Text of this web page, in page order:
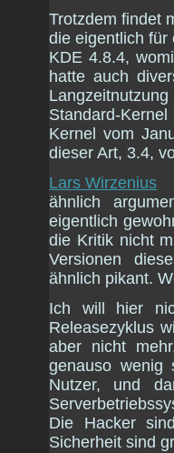
Trotzdem findet
die eigentlich für
KDE 4.8.4,
hatte auch
Standard-
Kernel vom
dieser Art, 3.4,
Lars Wirzenius
ähnlich
eigentlich
die Kritik nicht
Versionen
ähnlich pikant.
Ich will hier
Releasezyklus
aber nicht
genauso
Nutzer, und
Die Hacker
Sicherheit sind